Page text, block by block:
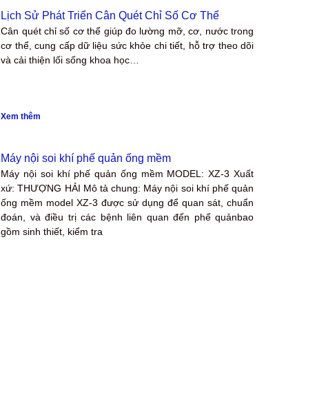
Lịch Sử Phát Triển Cân Quét Chỉ Số Cơ Thể
Cân quét chỉ số cơ thể giúp đo lường mỡ, cơ, nước trong
cơ thể, cung cấp dữ liệu sức khỏe chi tiết, hỗ trợ theo dõi
và cải thiện lối sống khoa học…
Xem thêm
Máy nội soi khí phế quản ống mềm
Máy nội soi khí phế quản ống mềm MODEL: XZ-3 Xuất
xứ: THƯỢNG HẢI Mô tả chung: Máy nội soi khí phế quản
ống mềm model XZ-3 được sử dụng để quan sát, chuẩn
đoán, và điều trị các bệnh liên quan đến phế quảnbao
gồm sinh thiết, kiểm tra